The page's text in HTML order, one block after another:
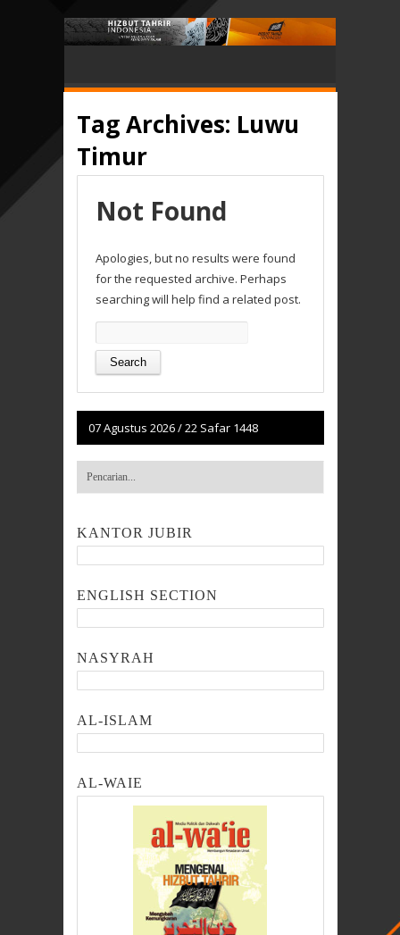
Tag Archives: Luwu
Timur
Not Found
Apologies, but no results were found
for the requested archive. Perhaps
searching will help find a related post.
for:
07 Agustus 2026/22 Safar 1448
KANTOR JUBIR
ENGLISH SECTION
NASYRAH
AL-ISLAM
AL-WAIE